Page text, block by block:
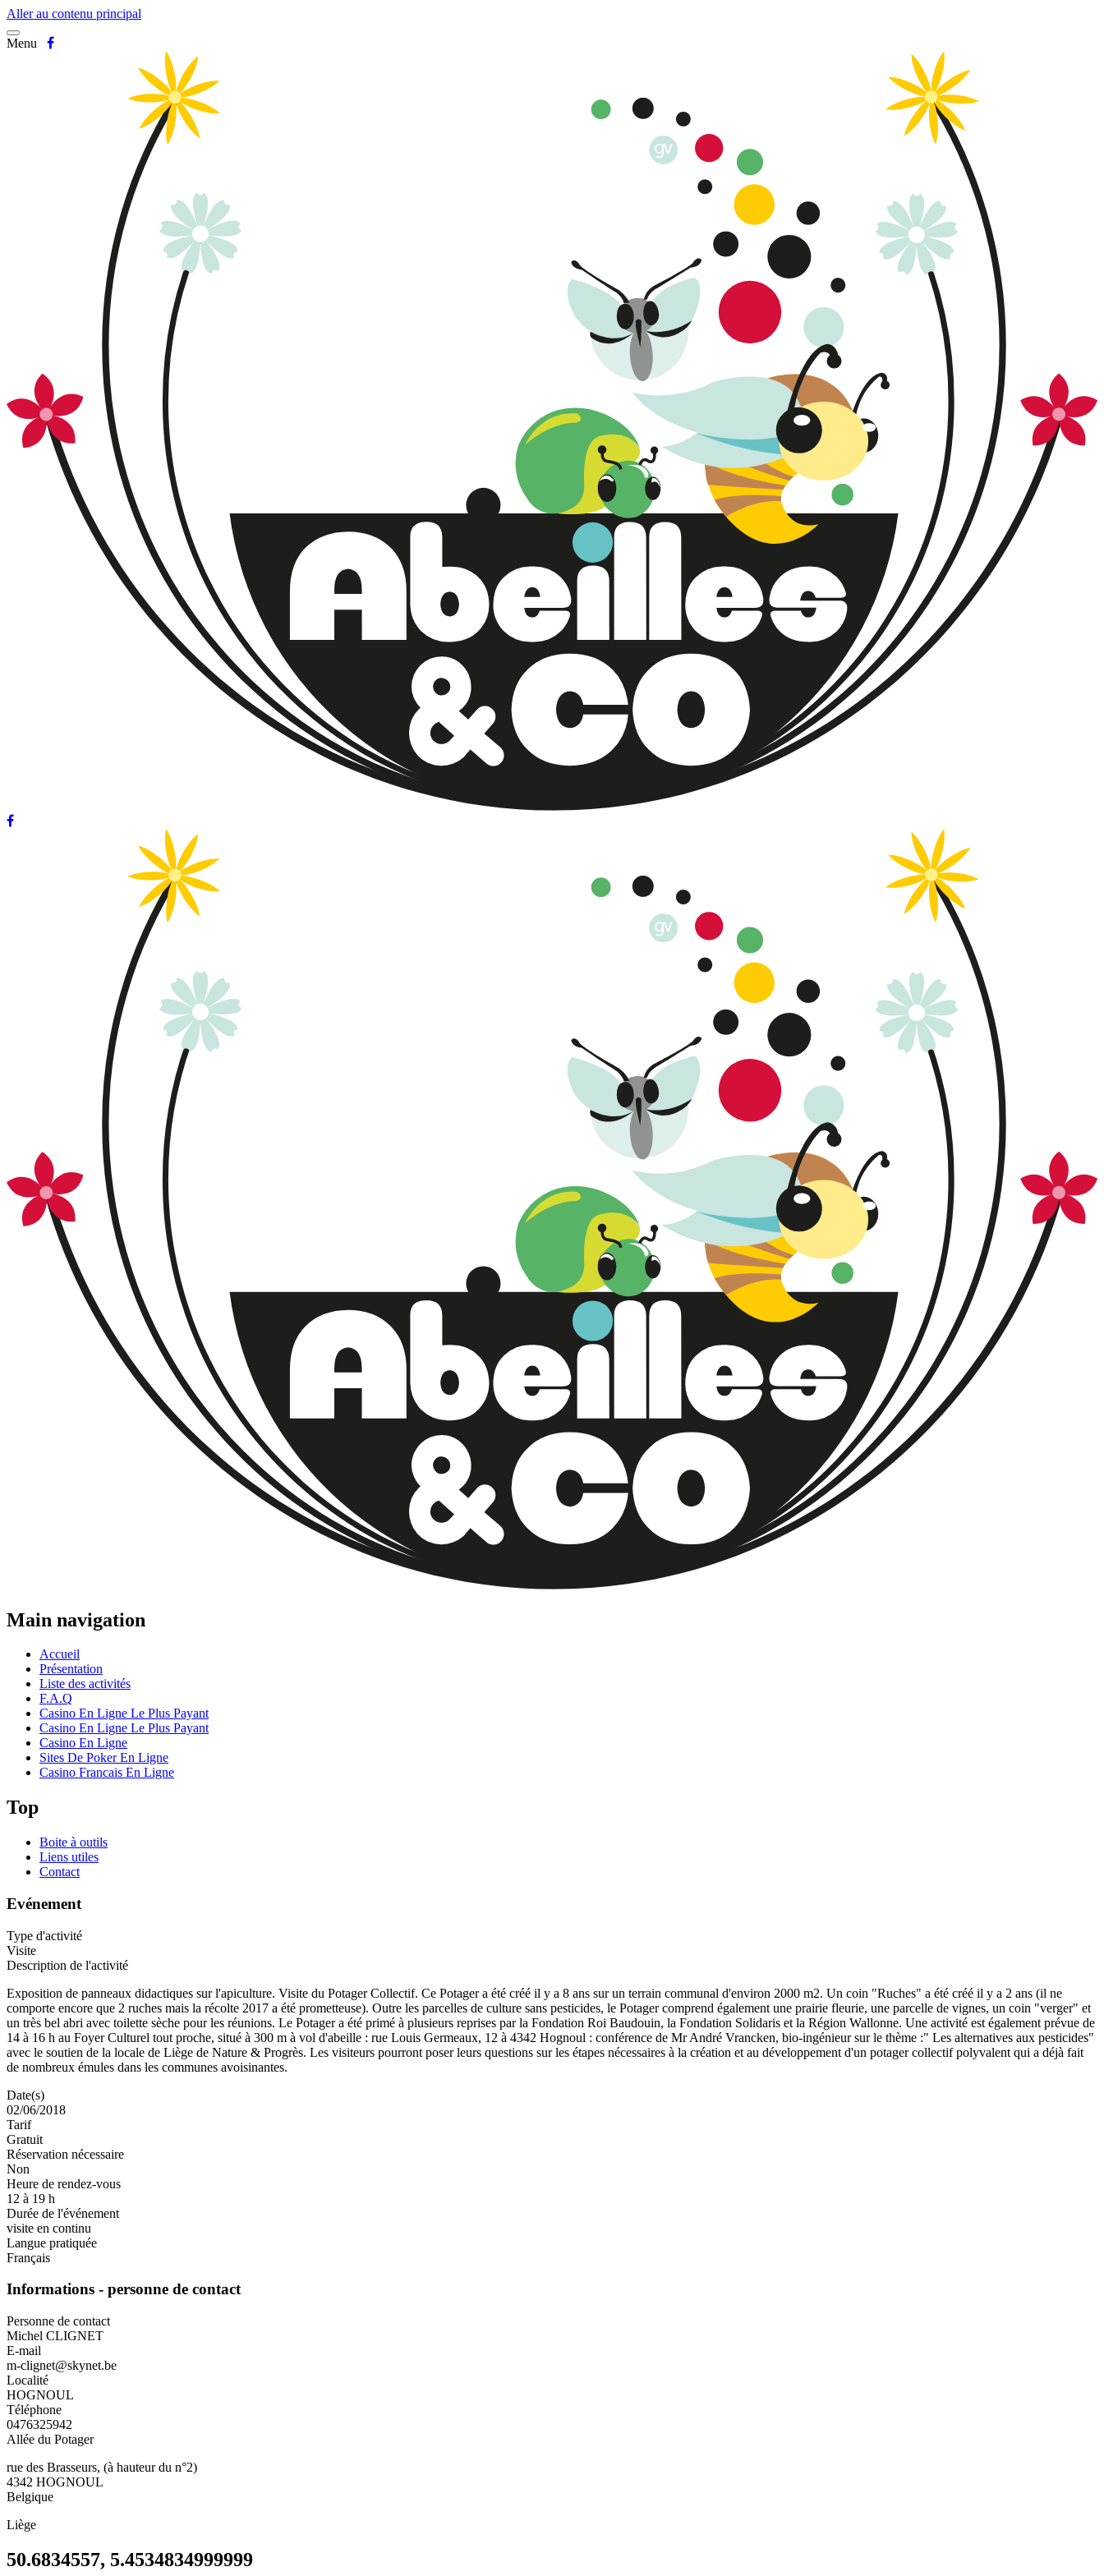
Aller au contenu principal
Menu
Main navigation
Accueil
Présentation
Liste des activités
F.A.Q
Casino En Ligne Le Plus Payant
Casino En Ligne Le Plus Payant
Casino En Ligne
Sites De Poker En Ligne
Casino Francais En Ligne
Top
Boite à outils
Liens utiles
Contact
Evénement
Type d'activité
Visite
Description de l'activité
Exposition de panneaux didactiques sur l'apiculture. Visite du Potager Collectif. Ce Potager a été créé il y a 8 ans sur un terrain communal d'environ 2000 m2. Un coin "Ruches" a été créé il y a 2 ans (il ne
comporte encore que 2 ruches mais la récolte 2017 a été prometteuse). Outre les parcelles de culture sans pesticides, le Potager comprend également une prairie fleurie, une parcelle de vignes, un coin "verger" et
un très bel abri avec toilette sèche pour les réunions. Le Potager a été primé à plusieurs reprises par la Fondation Roi Baudouin, la Fondation Solidaris et la Région Wallonne. Une activité est également prévue de
14 à 16 h au Foyer Culturel tout proche, situé à 300 m à vol d'abeille : rue Louis Germeaux, 12 à 4342 Hognoul : conférence de Mr André Vrancken, bio-ingénieur sur le thème :" Les alternatives aux pesticides"
avec le soutien de la locale de Liège de Nature & Progrès. Les visiteurs pourront poser leurs questions sur les étapes nécessaires à la création et au développement d'un potager collectif polyvalent qui a déjà fait
de nombreux émules dans les communes avoisinantes.
Date(s)
02/06/2018
Tarif
Gratuit
Réservation nécessaire
Non
Heure de rendez-vous
12 à 19 h
Durée de l'événement
visite en continu
Langue pratiquée
Français
Informations - personne de contact
Personne de contact
Michel CLIGNET
E-mail
m-clignet@skynet.be
Localité
HOGNOUL
Téléphone
0476325942
Allée du Potager
rue des Brasseurs, (à hauteur du n°2)
4342 HOGNOUL
Belgique
Liège
50.6834557, 5.4534834999999